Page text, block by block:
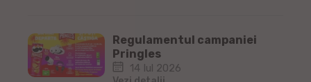
Regulamentul campaniei
Pringles
14 Iul 2026